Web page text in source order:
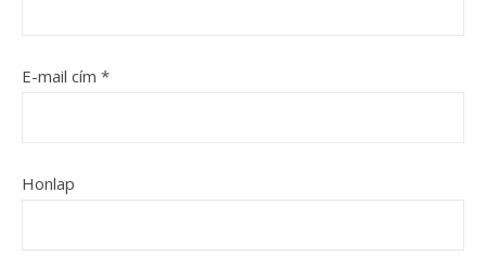
E-mail cím *
Honlap